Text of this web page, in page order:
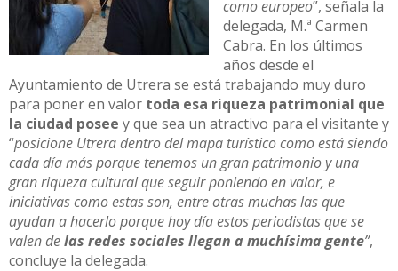
como europeo”, señala la
delegada, M.ª Carmen
Cabra. En los últimos
años desde el
Ayuntamiento de Utrera se está trabajando muy duro
para poner en valor toda esa riqueza patrimonial que
la ciudad posee y que sea un atractivo para el visitante y
“posicione Utrera dentro del mapa turístico como está siendo
cada día más porque tenemos un gran patrimonio y una
gran riqueza cultural que seguir poniendo en valor, e
iniciativas como estas son, entre otras muchas las que
ayudan a hacerlo porque hoy día estos periodistas que se
valen delas redes sociales llegan a muchísima gente”,
concluye la delegada.